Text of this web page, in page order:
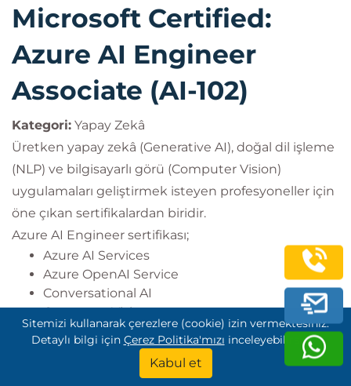
Microsoft Certified:
Azure AI Engineer
Associate (AI-102)
Kategori: Yapay Zekâ
Üretken yapay zekâ (Generative AI), doğal dil işleme
(NLP) ve bilgisayarlı görü (Computer Vision)
uygulamaları geliştirmek isteyen profesyoneller için
öne çıkan sertifikalardan biridir.
Azure AI Engineer sertifikası;
Azure AI Services
Azure OpenAI Service
Conversational AI
Computer Vision
Natural Language Processing
Sitemizi kullanarak çerezlere (cookie) izin vermektesiniz.
Detaylı bilgi için Çerez Politika'mızı inceleyebilirsiniz.
Kabul et